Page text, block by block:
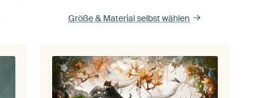
Größe & Material selbst wählen